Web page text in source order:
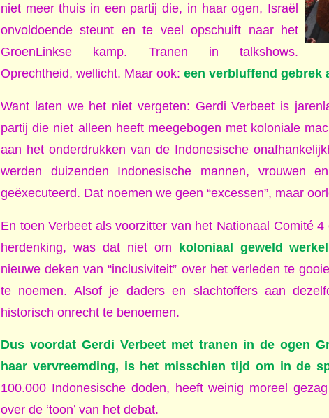
niet meer thuis in een partij die, in haar ogen, Israël
onvoldoende steunt en te veel opschuift naar het
GroenLinkse kamp. Tranen in talkshows.
Oprechtheid, wellicht. Maar ook: een verbluffend gebrek
Want laten we het niet vergeten: Gerdi Verbeet is
partij die niet alleen heeft meegebogen met koloniale
aan het onderdrukken van de Indonesische
werden duizenden Indonesische mannen, vrouwen
geëxecuteerd. Dat noemen we geen “excessen”, maar
En toen Verbeet als voorzitter van het Nationaal Comité
herdenking, was dat niet om koloniaal geweld
nieuwe deken van “inclusiviteit” over het verleden te
te noemen. Alsof je daders en slachtoffers aan
historisch onrecht te benoemen.
Dus voordat Gerdi Verbeet met tranen in de ogen
haar vervreemding, is het misschien tijd om in de
100.000 Indonesische doden, heeft weinig moreel
over de ‘toon’ van het debat.